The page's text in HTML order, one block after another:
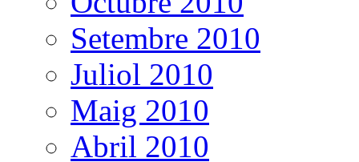
Setembre 2010
Juliol 2010
Maig 2010
Abril 2010